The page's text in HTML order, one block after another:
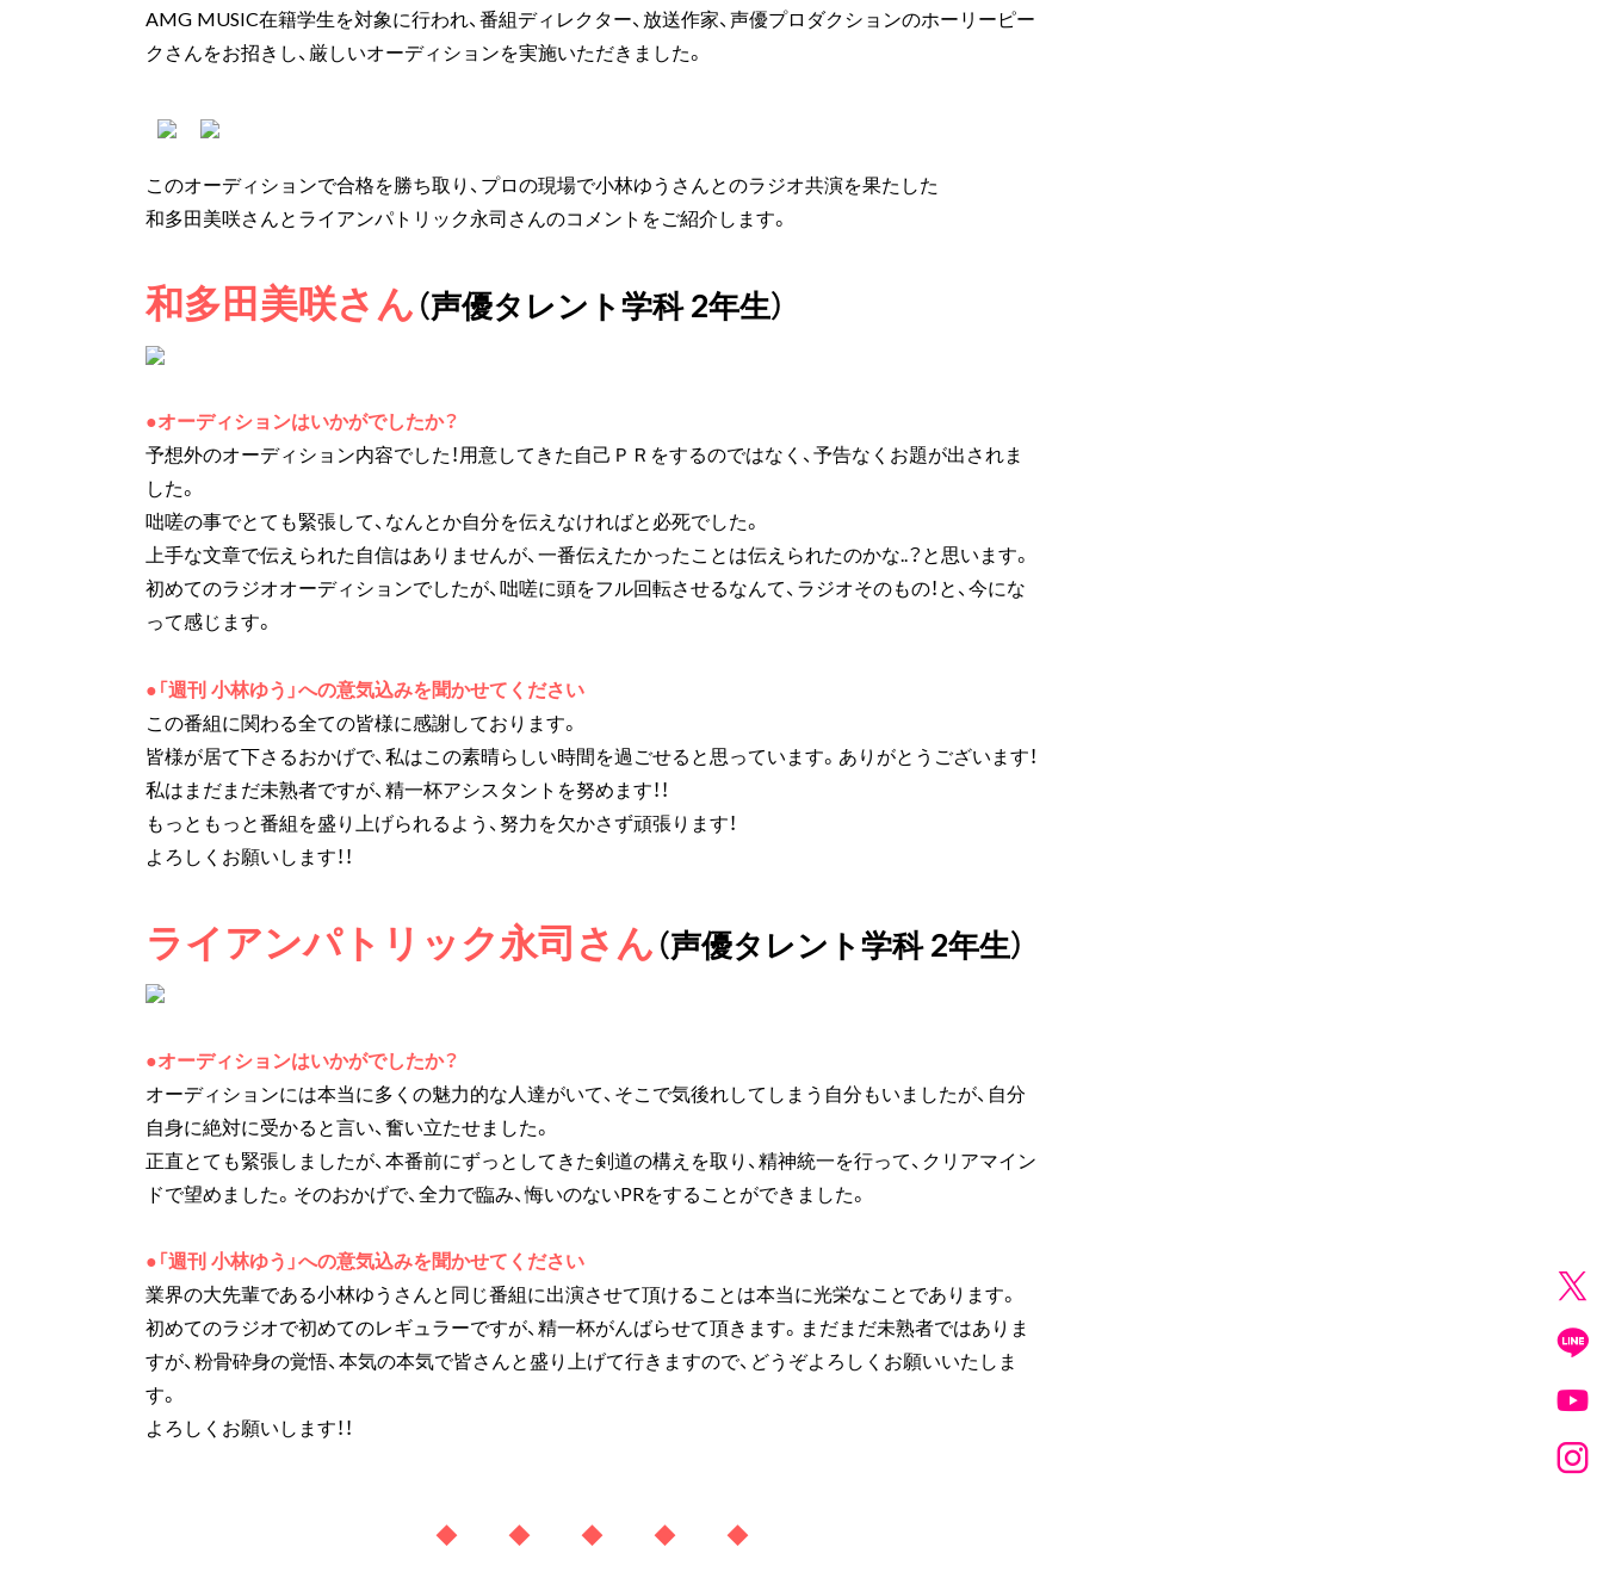
AMG MUSIC在籍学生を対象に行われ、番組ディレクター、放送作家、声優プロダクションのホーリーピー
クさんをお招きし、厳しいオーディションを実施いただきました。
このオーディションで合格を勝ち取り、プロの現場で小林ゆうさんとのラジオ共演を果たした
和多田美咲さんとライアンパトリック永司さんのコメントをご紹介します。
和多田美咲さん（声優タレント学科 2年生）
●オーディションはいかがでしたか？
予想外のオーディション内容でした！用意してきた自己ＰＲをするのではなく、予告なくお題が出されま
した。
咄嗟の事でとても緊張して、なんとか自分を伝えなければと必死でした。
上手な文章で伝えられた自信はありませんが、一番伝えたかったことは伝えられたのかな..？と思います。
初めてのラジオオーディションでしたが、咄嗟に頭をフル回転させるなんて、ラジオそのもの！と、今にな
って感じます。
●「週刊 小林ゆう」への意気込みを聞かせてください
この番組に関わる全ての皆様に感謝しております。
皆様が居て下さるおかげで、私はこの素晴らしい時間を過ごせると思っています。ありがとうございます！
私はまだまだ未熟者ですが、精一杯アシスタントを努めます！！
もっともっと番組を盛り上げられるよう、努力を欠かさず頑張ります！
よろしくお願いします！！
ライアンパトリック永司さん（声優タレント学科 2年生）
●オーディションはいかがでしたか？
オーディションには本当に多くの魅力的な人達がいて、そこで気後れしてしまう自分もいましたが、自分
自身に絶対に受かると言い、奮い立たせました。
正直とても緊張しましたが、本番前にずっとしてきた剣道の構えを取り、精神統一を行って、クリアマイン
ドで望めました。そのおかげで、全力で臨み、悔いのないPRをすることができました。
●「週刊 小林ゆう」への意気込みを聞かせてください
業界の大先輩である小林ゆうさんと同じ番組に出演させて頂けることは本当に光栄なことであります。
初めてのラジオで初めてのレギュラーですが、精一杯がんばらせて頂きます。まだまだ未熟者ではありま
すが、粉骨砕身の覚悟、本気の本気で皆さんと盛り上げて行きますので、どうぞよろしくお願いいたしま
す。
よろしくお願いします！！
◆ ◆ ◆ ◆ ◆